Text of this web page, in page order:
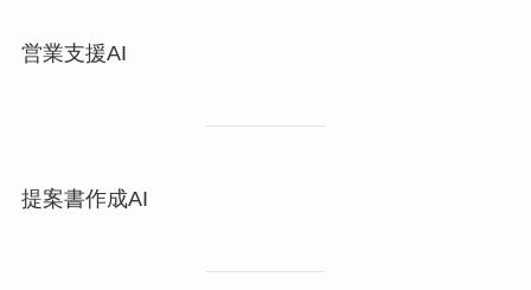
営業支援AI
提案書作成AI